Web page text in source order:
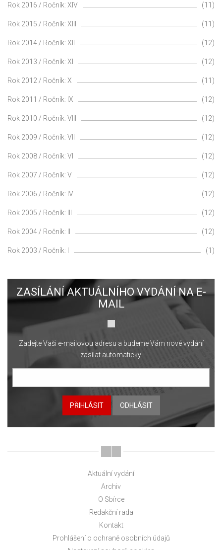
Rok 2016 / Ročník: XIV (11)
Rok 2015 / Ročník: XIII (11)
Rok 2014 / Ročník: XII (12)
Rok 2013 / Ročník: XI (12)
Rok 2012 / Ročník: X (11)
Rok 2011 / Ročník: IX (12)
Rok 2010 / Ročník: VIII (12)
Rok 2009 / Ročník: VII (12)
Rok 2008 / Ročník: VI (12)
Rok 2007 / Ročník: V (12)
Rok 2006 / Ročník: IV (12)
Rok 2005 / Ročník: III (12)
Rok 2004 / Ročník: II (12)
Rok 2003 / Ročník: I (1)
ZASÍLÁNÍ AKTUÁLNÍHO VYDÁNÍ NA E-
MAIL
Zadejte Vaši e-mailovou adresu a budeme Vám nové vydání
zasílat automaticky.
PŘIHLÁSIT ODHLÁSIT
Aktuální vydání
Archiv
O Sbírce
Redakční rada
Kontakt
Prohlášení o ochraně osobních údajů